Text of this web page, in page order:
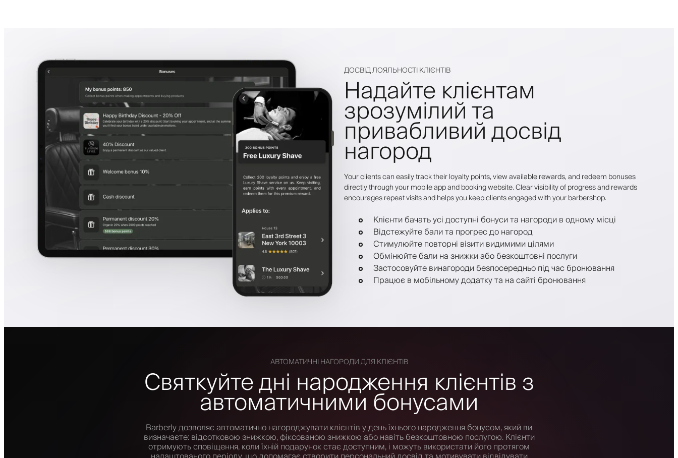
ДОСВІД ЛОЯЛЬНОСТІ КЛІЄНТІВ
Надайте клієнтам
зрозумілий та
привабливий досвід
нагород
Your clients can easily track their loyalty points, view available rewards, and redeem bonuses
directly through your mobile app and booking website. Clear visibility of progress and rewards
encourages repeat visits and helps you keep clients engaged with your barbershop.
Клієнти бачать усі доступні бонуси та нагороди в одному місці
Відстежуйте бали та прогрес до нагород
Стимулюйте повторні візити видимими цілями
Обмінюйте бали на знижки або безкоштовні послуги
Застосовуйте винагороди безпосередньо під час бронювання
Працює в мобільному додатку та на сайті бронювання
АВТОМАТИЧНІ НАГОРОДИ ДЛЯ КЛІЄНТІВ
Святкуйте дні народження клієнтів з
автоматичними бонусами
Barberly дозволяє автоматично нагороджувати клієнтів у день їхнього народження бонусом, який ви
визначаєте: відсотковою знижкою, фіксованою знижкою або навіть безкоштовною послугою. Клієнти
отримують сповіщення, коли їхній подарунок стає доступним, і можуть використати його протягом